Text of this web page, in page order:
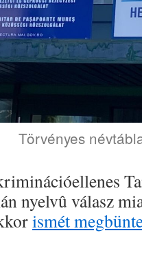
Törvényes
nyelvû válasz
ismét